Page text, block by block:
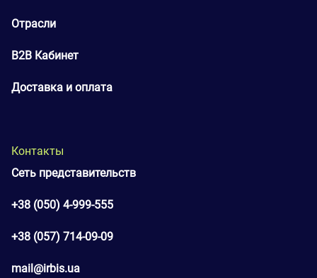
Отрасли
B2B Кабинет
Доставка и оплата
Контакты
Сеть представительств
+38 (050) 4-999-555
+38 (057) 714-09-09
mail@irbis.ua